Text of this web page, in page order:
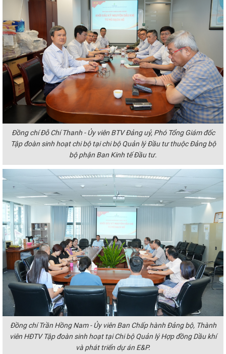
Đồng chí Đỗ Chí Thanh - Ủy viên BTV Đảng uỷ, Phó Tổng Giám đốc
Tập đoàn sinh hoạt chi bộ tại chi bộ Quản lý Đầu tư thuộc Đảng bộ
bộ phận Ban Kinh tế Đầu tư.
Đồng chí Trần Hồng Nam - Ủy viên Ban Chấp hành Đảng bộ, Thành
viên HĐTV Tập đoàn sinh hoạt tại Chi bộ Quản lý Hợp đồng Dầu khí
và phát triển dự án E&P.